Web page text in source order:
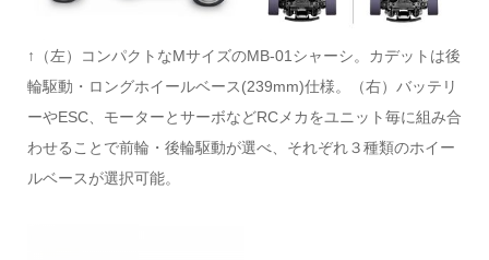
↑（左）コンパクトなMサイズのMB-01シャーシ。カデットは後
輪駆動・ロングホイールベース(239mm)仕様。（右）バッテリ
ーやESC、モーターとサーボなどRCメカをユニット毎に組み合
わせることで前輪・後輪駆動が選べ、それぞれ３種類のホイー
ルベースが選択可能。